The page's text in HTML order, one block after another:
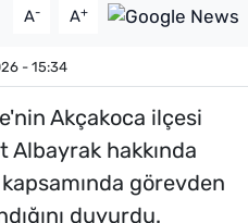
A- A+
- 15:34
Akçakoca ilçesi
Albayrak hakkında
görevden
duyurdu.